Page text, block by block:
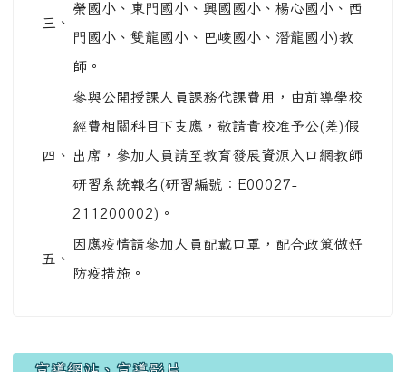
三、
榮國小、東門國小、興國國小、楊心國小、西
門國小、雙龍國小、巴崚國小、潛龍國小)教
師。
四、
參與公開授課人員課務代課費用，由前導學校
經費相關科目下支應，敬請貴校准予公(差)假
出席，參加人員請至教育發展資源入口網教師
研習系統報名(研習編號：E00027-
211200002)。
五、
因應疫情請參加人員配戴口罩，配合政策做好
防疫措施。